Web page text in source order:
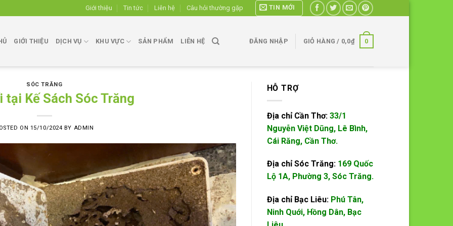
Giới thiệu Tin tức Liên hệ Câu hỏi thường gặp TIN MỚI
GIỚI THIỆU DỊCH VỤ KHU VỰC SẢN PHẨM LIÊN HỆ ĐĂNG NHẬP GIỎ HÀNG / 0,0₫ 0
SÓC TRĂNG
tại Kế Sách Sóc Trăng
ON 15/10/2024 BY ADMIN
HỖ TRỢ
Địa chỉ Cần Thơ: 33/1
Nguyễn Việt Dũng, Lê Bình,
Cái Răng, Cần Thơ.
Địa chỉ Sóc Trăng: 169 Quốc
Lộ 1A, Phường 3, Sóc Trăng.
Địa chỉ Bạc Liêu: Phú Tân,
Ninh Quới, Hồng Dân, Bạc